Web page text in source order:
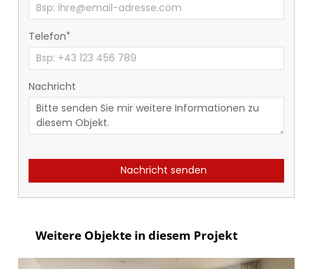
Telefon
Nachricht
Nachricht senden
Weitere Objekte in diesem Projekt